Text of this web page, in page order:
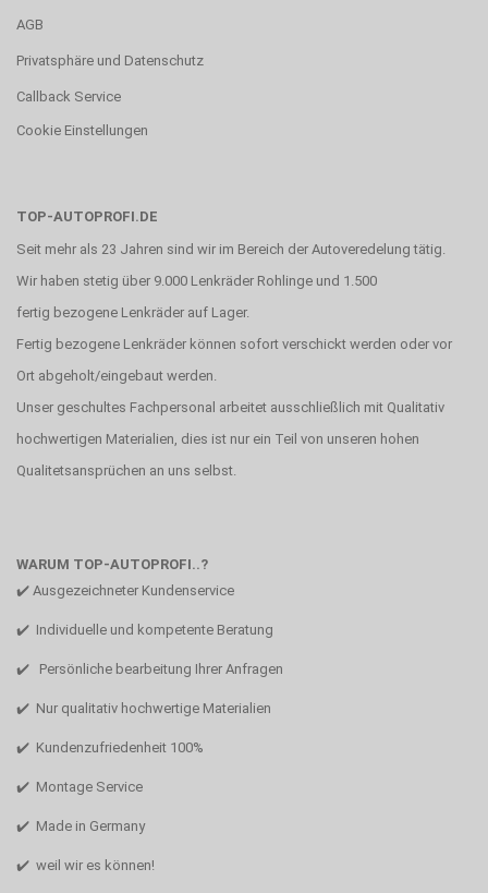
AGB
Privatsphäre und Datenschutz
Callback Service
Cookie Einstellungen
TOP-AUTOPROFI.DE
Seit mehr als 23 Jahren sind wir im Bereich der Autoveredelung tätig.
Wir haben stetig über 9.000 Lenkräder Rohlinge und 1.500
fertig bezogene Lenkräder auf Lager.
Fertig bezogene Lenkräder können sofort verschickt werden oder vor
Ort abgeholt/eingebaut werden.
Unser geschultes Fachpersonal arbeitet ausschließlich mit Qualitativ
hochwertigen Materialien, dies ist nur ein Teil von unseren hohen
Qualitetsansprüchen an uns selbst.
WARUM TOP-AUTOPROFI..?
✔️ Ausgezeichneter Kundenservice
✔️ Individuelle und kompetente Beratung
✔️ Persönliche bearbeitung Ihrer Anfragen
✔️ Nur qualitativ hochwertige Materialien
✔️ Kundenzufriedenheit 100%
✔️ Montage Service
✔️ Made in Germany
✔️ weil wir es können!